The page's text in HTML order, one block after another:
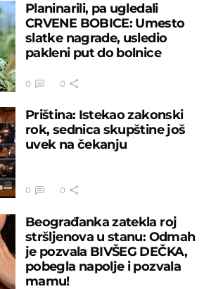
Planinarili, pa ugledali
CRVENE BOBICE: Umesto
slatke nagrade, usledio
pakleni put do bolnice
0 0
Priština: Istekao zakonski
rok, sednica skupštine još
uvek na čekanju
0 0
Beograđanka zatekla roj
stršljenova u stanu: Odmah
je pozvala BIVŠEG DEČKA,
pobegla napolje i pozvala
mamu!